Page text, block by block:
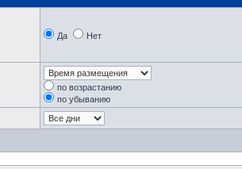
Да Нет
по возрастанию
по убыванию